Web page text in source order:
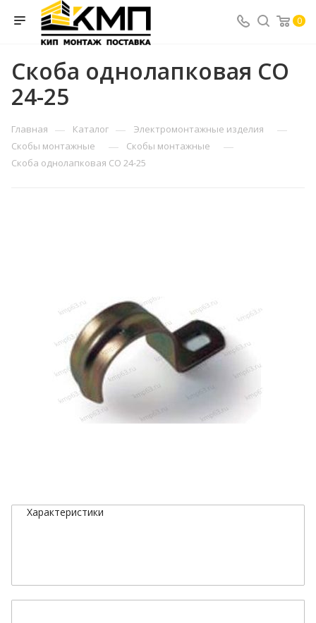
0
Скоба однолапковая СО
24-25
Главная — Каталог — Электромонтажные изделия —
Скобы монтажные — Скобы монтажные —
Скоба однолапковая СО 24-25
Характеристики